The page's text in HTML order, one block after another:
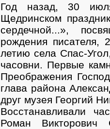
Год назад, 30
Щедринском
сердечной...»,
рождения писателя,
летию села Спас-
часовни. Первые
Преображения
глава района
друг музея Георгий
Восстанавливали
Роман